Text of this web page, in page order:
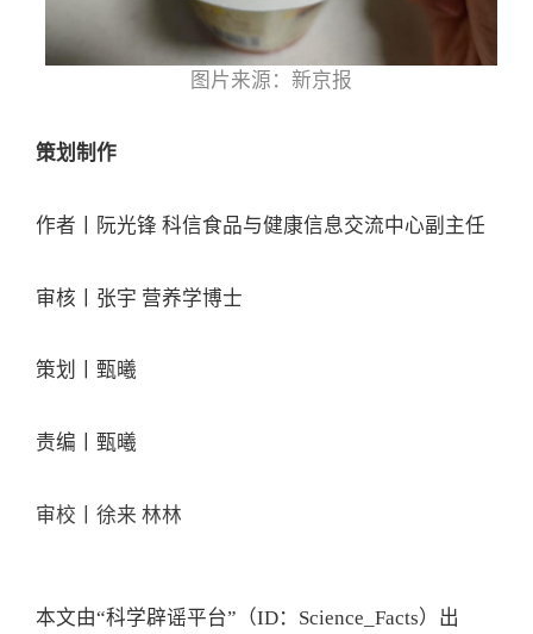
图片来源：新京报
策划制作
作者丨阮光锋 科信食品与健康信息交流中心副主任
审核丨张宇 营养学博士
策划丨甄曦
责编丨甄曦
审校丨徐来 林林
本文由“科学辟谣平台”（ID：Science_Facts）出